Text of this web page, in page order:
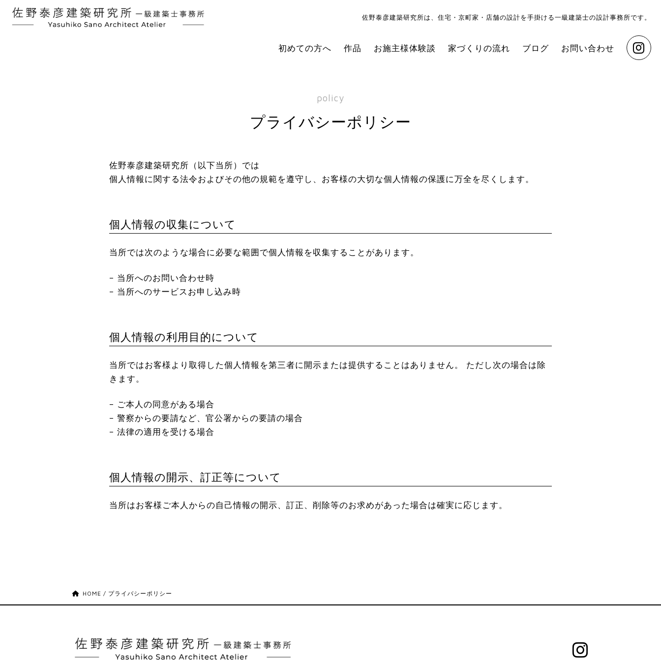
佐野泰彦建築研究所は、住宅・京町家・店舗の設計を手掛ける一級建築士の設計事務所です。
初めての方へ 作品 お施主様体験談 家づくりの流れ ブログ お問い合わせ
policy
プライバシーポリシー
佐野泰彦建築研究所（以下当所）では
個人情報に関する法令およびその他の規範を遵守し、お客様の大切な個人情報の保護に万全を尽くします。
個人情報の収集について
当所では次のような場合に必要な範囲で個人情報を収集することがあります。
– 当所へのお問い合わせ時
– 当所へのサービスお申し込み時
個人情報の利用目的について
当所ではお客様より取得した個人情報を第三者に開示または提供することはありません。 ただし次の場合は除
きます。
– ご本人の同意がある場合
– 警察からの要請など、官公署からの要請の場合
– 法律の適用を受ける場合
個人情報の開示、訂正等について
当所はお客様ご本人からの自己情報の開示、訂正、削除等のお求めがあった場合は確実に応じます。
HOME / プライバシーポリシー